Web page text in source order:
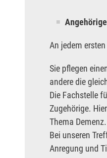
An jedem
Sie pflegen
andere die
Die Fachstelle
Zugehörige.
Thema Demenz.
Bei unseren
Anregung und